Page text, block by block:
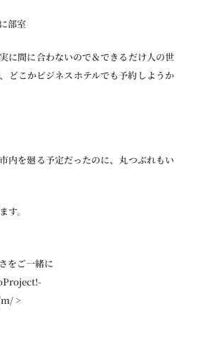
部室
に間に合わないので＆できるだけ人の世
どこかビジネスホテルでも予約しようか
内を廻る予定だったのに、丸つぶれもい
す。
をご一緒に
>